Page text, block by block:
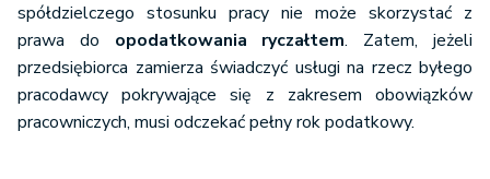
spółdzielczego stosunku pracy nie może skorzystać z
prawa do opodatkowania ryczałtem. Zatem, jeżeli
przedsiębiorca zamierza świadczyć usługi na rzecz byłego
pracodawcy pokrywające się z zakresem obowiązków
pracowniczych, musi odczekać pełny rok podatkowy.